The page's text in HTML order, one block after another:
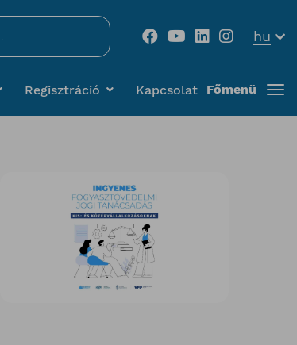
hu
Regisztráció Kapcsolat Főmenü